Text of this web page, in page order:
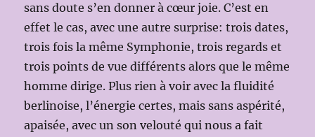
sans doute s’en donner à cœur joie. C’est en
effet le cas, avec une autre surprise: trois dates,
trois fois la même Symphonie, trois regards et
trois points de vue différents alors que le même
homme dirige. Plus rien à voir avec la fluidité
berlinoise, l’énergie certes, mais sans aspérité,
apaisée, avec un son velouté qui nous a fait